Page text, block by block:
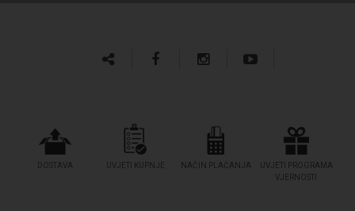
DOSTAVA UVJETI KUPNJE NAČIN PLAĆANJA
UVJETI PROGRAMA
VJERNOSTI